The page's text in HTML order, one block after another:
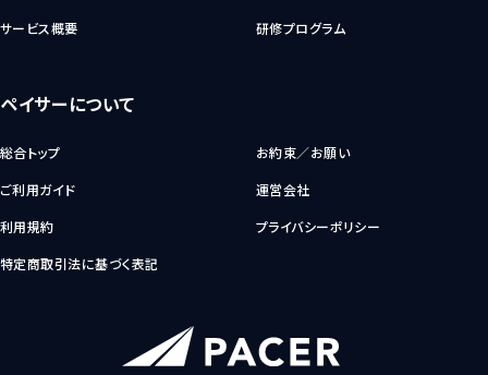
サービス概要 研修プログラム
ペイサーについて
総合トップ
お約束／お願い
ご利用ガイド
運営会社
利用規約
プライバシーポリシー
特定商取引法に基づく表記